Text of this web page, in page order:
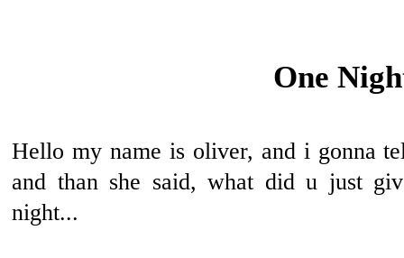
One
Hello my name is oliver, and i gonna
and than she said, what did u just
night...